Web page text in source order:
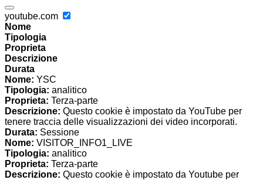
youtube.com
Nome
Tipologia
Proprieta
Descrizione
Durata
Nome: YSC
Tipologia: analitico
Proprieta: Terza-parte
Descrizione: Questo cookie è impostato da YouTube per
tenere traccia delle visualizzazioni dei video incorporati.
Durata: Sessione
Nome: VISITOR_INFO1_LIVE
Tipologia: analitico
Proprieta: Terza-parte
Descrizione: Questo cookie è impostato da Youtube per